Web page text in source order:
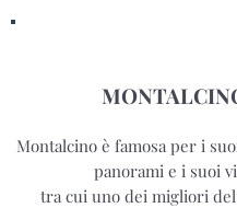
Montalcino è famosa per i
panorami e i suoi
tra cui uno dei migliori